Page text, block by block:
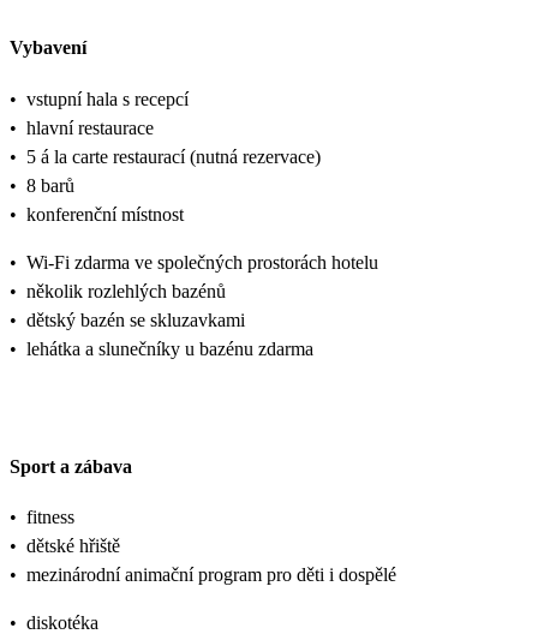
Vybavení
• vstupní hala s recepcí
• hlavní restaurace
• 5 á la carte restaurací (nutná rezervace)
• 8 barů
• konferenční místnost
• Wi-Fi zdarma ve společných prostorách hotelu
• několik rozlehlých bazénů
• dětský bazén se skluzavkami
• lehátka a slunečníky u bazénu zdarma
Sport a zábava
• fitness
• dětské hřiště
• mezinárodní animační program pro děti i dospělé
• diskotéka